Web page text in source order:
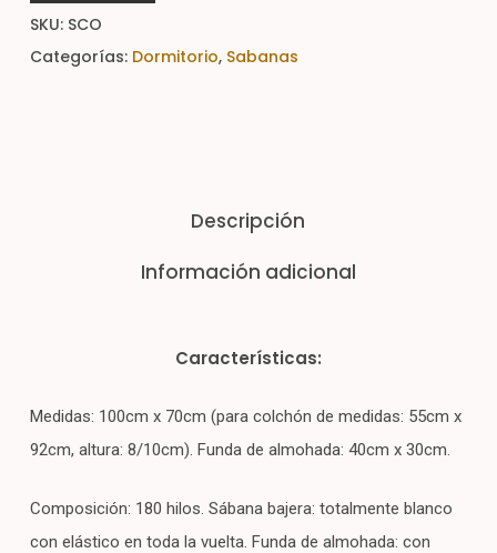
SKU: SCO
Categorías: Dormitorio, Sabanas
Descripción
Información adicional
Características:
Medidas: 100cm x 70cm (para colchón de medidas: 55cm x
92cm, altura: 8/10cm). Funda de almohada: 40cm x 30cm.
Composición: 180 hilos. Sábana bajera: totalmente blanco
con elástico en toda la vuelta. Funda de almohada: con